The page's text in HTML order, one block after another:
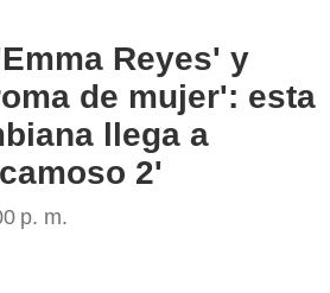
Reyes' y
de mujer': esta
llega a
2'
p. m.